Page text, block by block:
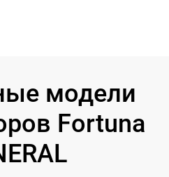
модели
Fortuna